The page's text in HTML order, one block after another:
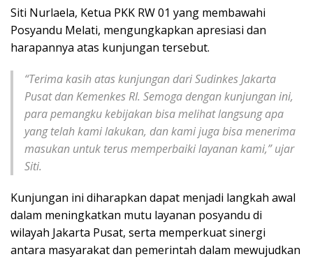
Siti Nurlaela, Ketua PKK RW 01 yang membawahi
Posyandu Melati, mengungkapkan apresiasi dan
harapannya atas kunjungan tersebut.
“Terima kasih atas kunjungan dari Sudinkes Jakarta
Pusat dan Kemenkes RI. Semoga dengan kunjungan ini,
para pemangku kebijakan bisa melihat langsung apa
yang telah kami lakukan, dan kami juga bisa menerima
masukan untuk terus memperbaiki layanan kami,” ujar
Siti.
Kunjungan ini diharapkan dapat menjadi langkah awal
dalam meningkatkan mutu layanan posyandu di
wilayah Jakarta Pusat, serta memperkuat sinergi
antara masyarakat dan pemerintah dalam mewujudkan